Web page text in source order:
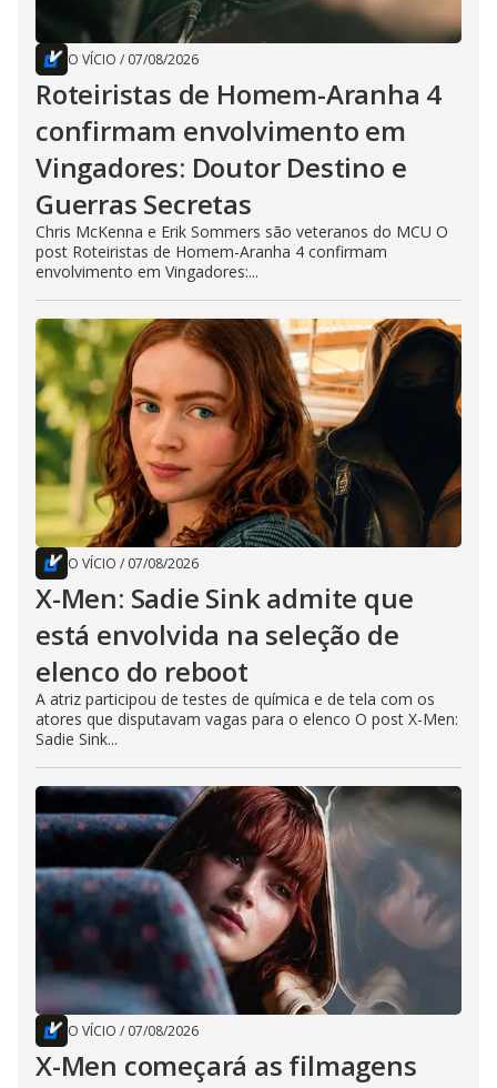
O VÍCIO / 07/08/2026
Roteiristas de Homem-Aranha 4
confirmam envolvimento em
Vingadores: Doutor Destino e
Guerras Secretas
Chris McKenna e Erik Sommers são veteranos do MCU O
post Roteiristas de Homem-Aranha 4 confirmam
envolvimento em Vingadores:...
O VÍCIO / 07/08/2026
X-Men: Sadie Sink admite que
está envolvida na seleção de
elenco do reboot
A atriz participou de testes de química e de tela com os
atores que disputavam vagas para o elenco O post X-Men:
Sadie Sink...
O VÍCIO / 07/08/2026
X-Men começará as filmagens